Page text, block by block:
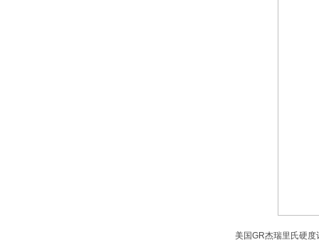
美国GR杰瑞里氏硬